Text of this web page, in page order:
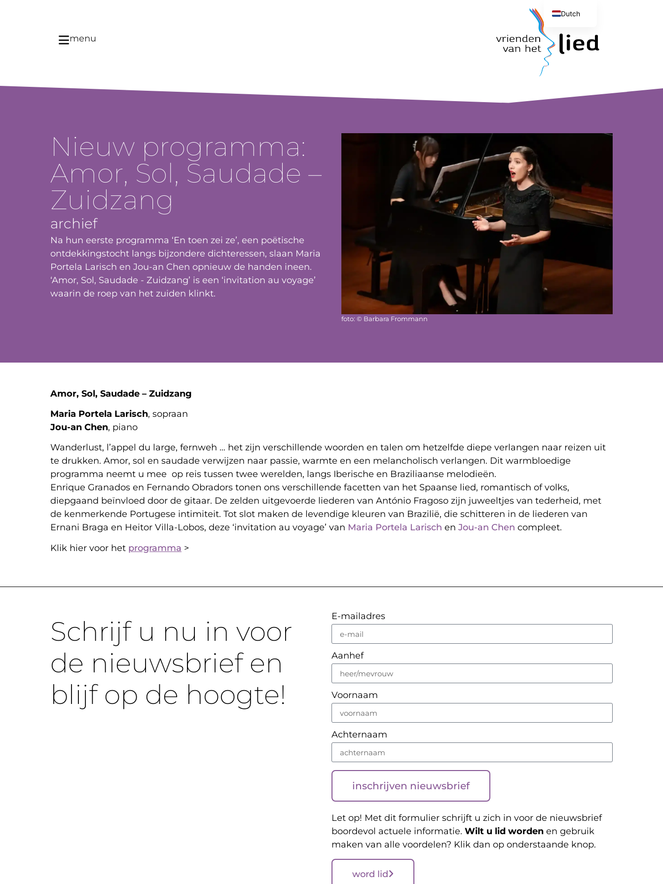
menu
Nieuw programma:
Amor, Sol, Saudade –
Zuidzang
archief
Na hun eerste programma ‘En toen zei ze’, een poëtische
ontdekkingstocht langs bijzondere dichteressen, slaan Maria
Portela Larisch en Jou-an Chen opnieuw de handen ineen.
‘Amor, Sol, Saudade - Zuidzang’ is een ‘invitation au voyage’
waarin de roep van het zuiden klinkt.
foto: © Barbara Frommann
Amor, Sol, Saudade – Zuidzang
Maria Portela Larisch, sopraan
Jou-an Chen, piano
Wanderlust, l’appel du large, fernweh … het zijn verschillende woorden en talen om hetzelfde diepe verlangen naar reizen uit
te drukken. Amor, sol en saudade verwijzen naar passie, warmte en een melancholisch verlangen. Dit warmbloedige
programma neemt u mee op reis tussen twee werelden, langs Iberische en Braziliaanse melodieën.
Enrique Granados en Fernando Obradors tonen ons verschillende facetten van het Spaanse lied, romantisch of volks,
diepgaand beïnvloed door de gitaar. De zelden uitgevoerde liederen van António Fragoso zijn juweeltjes van tederheid, met
de kenmerkende Portugese intimiteit. Tot slot maken de levendige kleuren van Brazilië, die schitteren in de liederen van
Ernani Braga en Heitor Villa-Lobos, deze ‘invitation au voyage’ van Maria Portela Larisch en Jou-an Chen compleet.
Klik hier voor het programma >
Schrijf u nu in voor
de nieuwsbrief en
blijf op de hoogte!
E-mailadres
Aanhef
Voornaam
Achternaam
inschrijven nieuwsbrief
Let op! Met dit formulier schrijft u zich in voor de nieuwsbrief
boordevol actuele informatie. Wilt u lid worden en gebruik
maken van alle voordelen? Klik dan op onderstaande knop.
word lid
Dutch